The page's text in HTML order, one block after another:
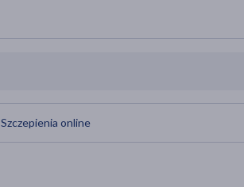
Szczepienia online